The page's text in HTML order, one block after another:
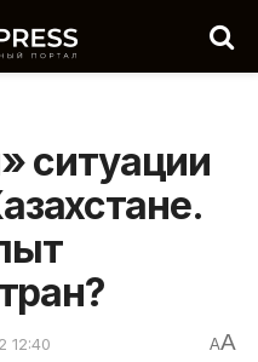
ситуации
12:40 AA